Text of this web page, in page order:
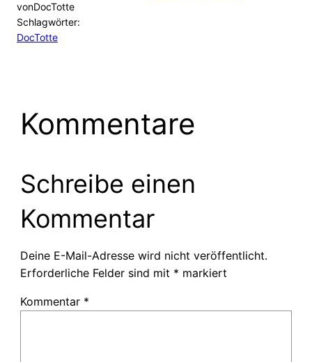
vonDocTotte
Schlagwörter:
DocTotte
Kommentare
Schreibe einen
Kommentar
Deine E-Mail-Adresse wird nicht veröffentlicht.
Erforderliche Felder sind mit * markiert
Kommentar *